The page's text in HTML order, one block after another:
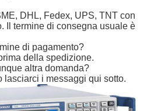
DHL, Fedex, UPS, TNT con
Il termine di consegna usuale è
di pagamento?
della spedizione.
altra domanda?
lasciarci i messaggi qui sotto.